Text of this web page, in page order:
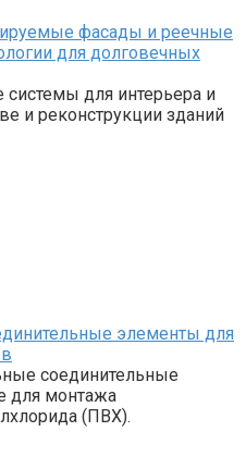
фасады и реечные
для долговечных
для интерьера и
и реконструкции зданий
элементы для
соединительные
для монтажа
(ПВХ).